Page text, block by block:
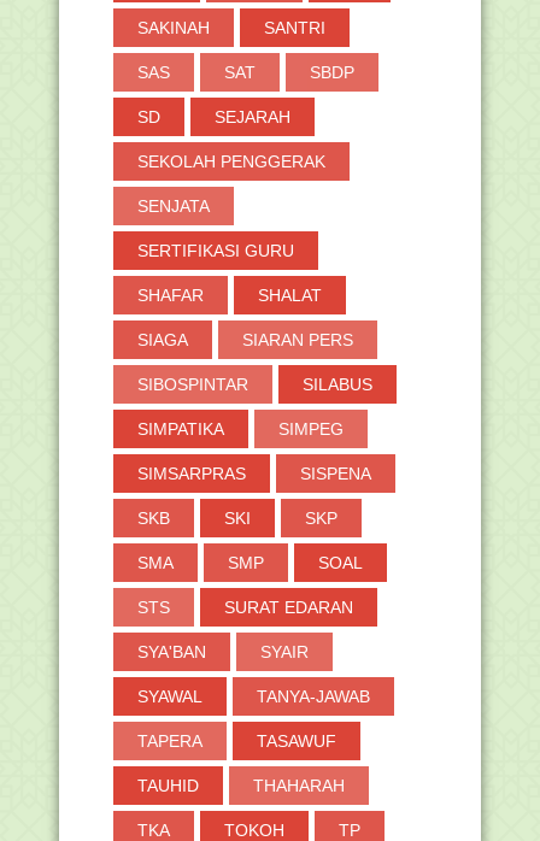
SAKINAH SANTRI
SAS SAT SBDP
SD SEJARAH
SEKOLAH PENGGERAK
SENJATA
SERTIFIKASI GURU
SHAFAR SHALAT
SIAGA SIARAN PERS
SIBOSPINTAR SILABUS
SIMPATIKA SIMPEG
SIMSARPRAS SISPENA
SKB SKI SKP
SMA SMP SOAL
STS SURAT EDARAN
SYA'BAN SYAIR
SYAWAL TANYA-JAWAB
TAPERA TASAWUF
TAUHID THAHARAH
TKA TOKOH TP